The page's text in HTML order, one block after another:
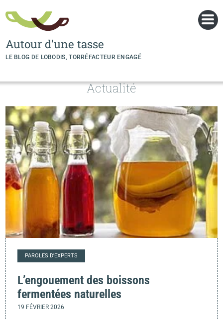
Autour d'une tasse
LE BLOG DE LOBODIS, TORRÉFACTEUR ENGAGÉ
Actualité
PAROLES D'EXPERTS
L’engouement des boissons
fermentées naturelles
19 FÉVRIER 2026